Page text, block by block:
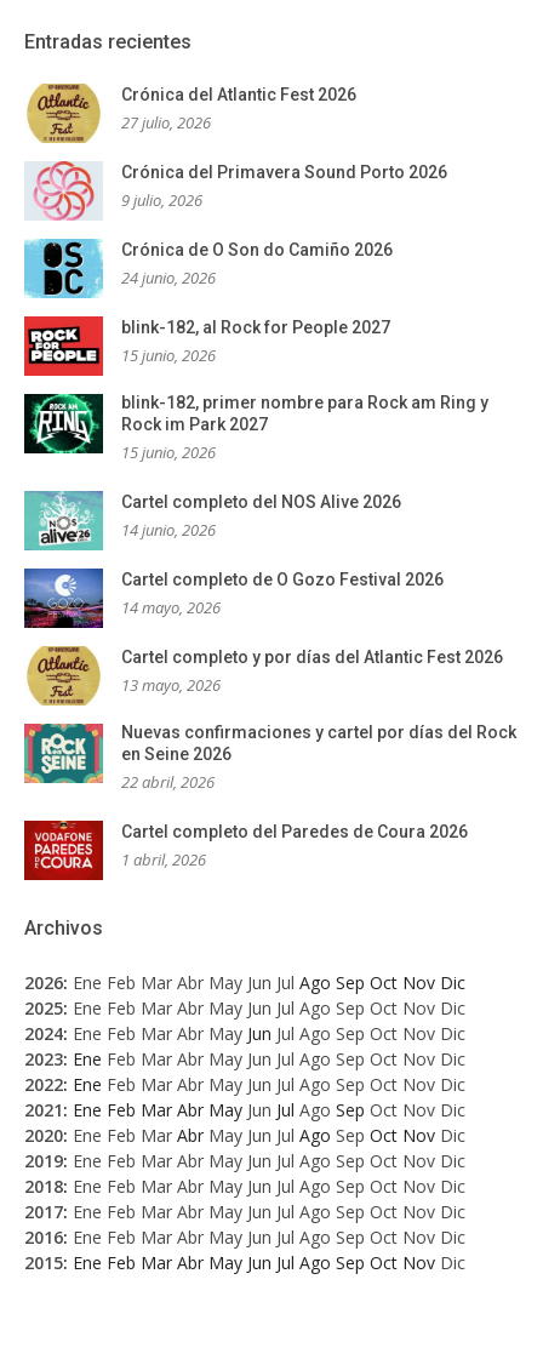
Entradas recientes
Crónica del Atlantic Fest 2026
27 julio, 2026
Crónica del Primavera Sound Porto 2026
9 julio, 2026
Crónica de O Son do Camiño 2026
24 junio, 2026
blink-182, al Rock for People 2027
15 junio, 2026
blink-182, primer nombre para Rock am Ring y
Rock im Park 2027
15 junio, 2026
Cartel completo del NOS Alive 2026
14 junio, 2026
Cartel completo de O Gozo Festival 2026
14 mayo, 2026
Cartel completo y por días del Atlantic Fest 2026
13 mayo, 2026
Nuevas confirmaciones y cartel por días del Rock
en Seine 2026
22 abril, 2026
Cartel completo del Paredes de Coura 2026
1 abril, 2026
Archivos
2026: Ene Feb Mar Abr May Jun Jul Ago Sep Oct Nov Dic
2025: Ene Feb Mar Abr May Jun Jul Ago Sep Oct Nov Dic
2024: Ene Feb Mar Abr May Jun Jul Ago Sep Oct Nov Dic
2023: Ene Feb Mar Abr May Jun Jul Ago Sep Oct Nov Dic
2022: Ene Feb Mar Abr May Jun Jul Ago Sep Oct Nov Dic
2021: Ene Feb Mar Abr May Jun Jul Ago Sep Oct Nov Dic
2020: Ene Feb Mar Abr May Jun Jul Ago Sep Oct Nov Dic
2019: Ene Feb Mar Abr May Jun Jul Ago Sep Oct Nov Dic
2018: Ene Feb Mar Abr May Jun Jul Ago Sep Oct Nov Dic
2017: Ene Feb Mar Abr May Jun Jul Ago Sep Oct Nov Dic
2016: Ene Feb Mar Abr May Jun Jul Ago Sep Oct Nov Dic
2015: Ene Feb Mar Abr May Jun Jul Ago Sep Oct Nov Dic